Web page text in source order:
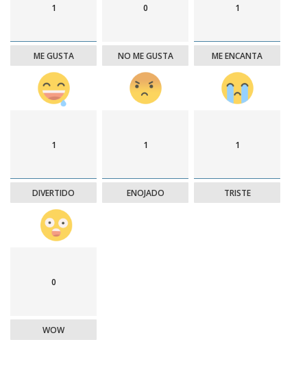
1
ME GUSTA
0
NO ME GUSTA
1
ME ENCANTA
1
DIVERTIDO
1
ENOJADO
1
TRISTE
0
WOW